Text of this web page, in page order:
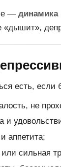
— динамика
есть,
не
и
аппетита;
сильная